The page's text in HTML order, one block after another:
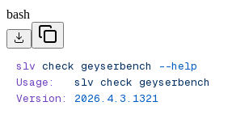
bash
slv check geyserbench
--help
Usage:
   slv
check geyserbench
Version:
2026.4.3.1321